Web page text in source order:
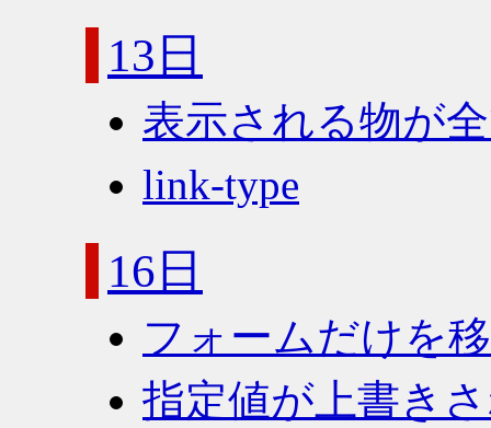
13日
表示される物が
link-type
16日
フォームだけを
指定値が上書き